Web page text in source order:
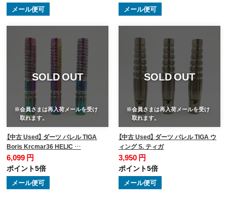
メール便可 メール便可
SOLD OUT
※会員さまは再入荷メールを受け
取れます。
【中古 Used】 ダーツ バレル TIGA
Boris Krcmar36 HELIC …
6,099 円
ポイント5倍
メール便可
SOLD OUT
※会員さまは再入荷メールを受け
取れます。
【中古 Used】 ダーツ バレル TIGA ウ
ィング S. ティガ
3,950 円
ポイント5倍
メール便可